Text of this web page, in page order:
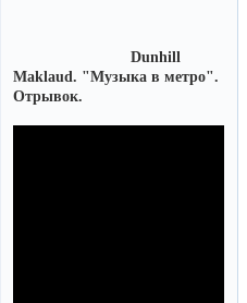
Dunhill
Maklaud. "Музыка в метро".
Отрывок.